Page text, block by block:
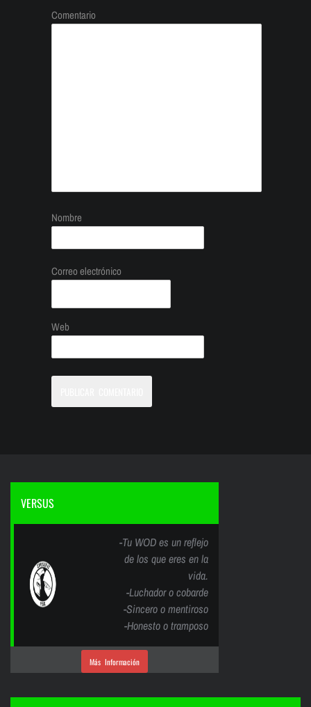
Comentario
Nombre
Correo electrónico
Web
VERSUS
-Tu WOD es un reflejo
de los que eres en la
vida.
-Luchador o cobarde
-Sincero o mentiroso
-Honesto o tramposo
Más Información